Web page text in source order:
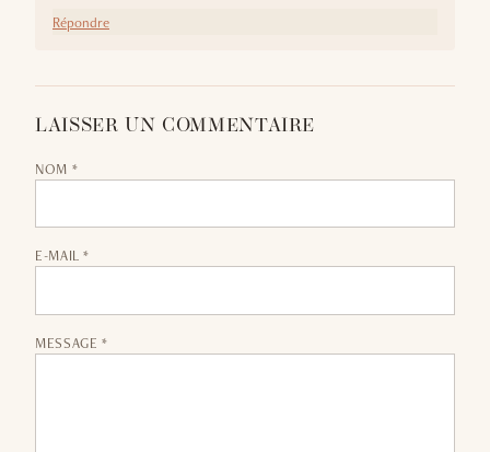
Répondre
LAISSER UN COMMENTAIRE
NOM *
E-MAIL *
MESSAGE *